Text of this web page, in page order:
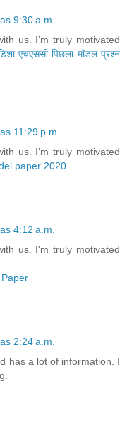
9:30 a.m.
us. I’m truly motivated
एचएससी पिछला मॉडल प्रश्न
11:29 p.m.
us. I’m truly motivated
paper 2020
4:12 a.m.
us. I'm truly motivated
2:24 a.m.
has a lot of information. I